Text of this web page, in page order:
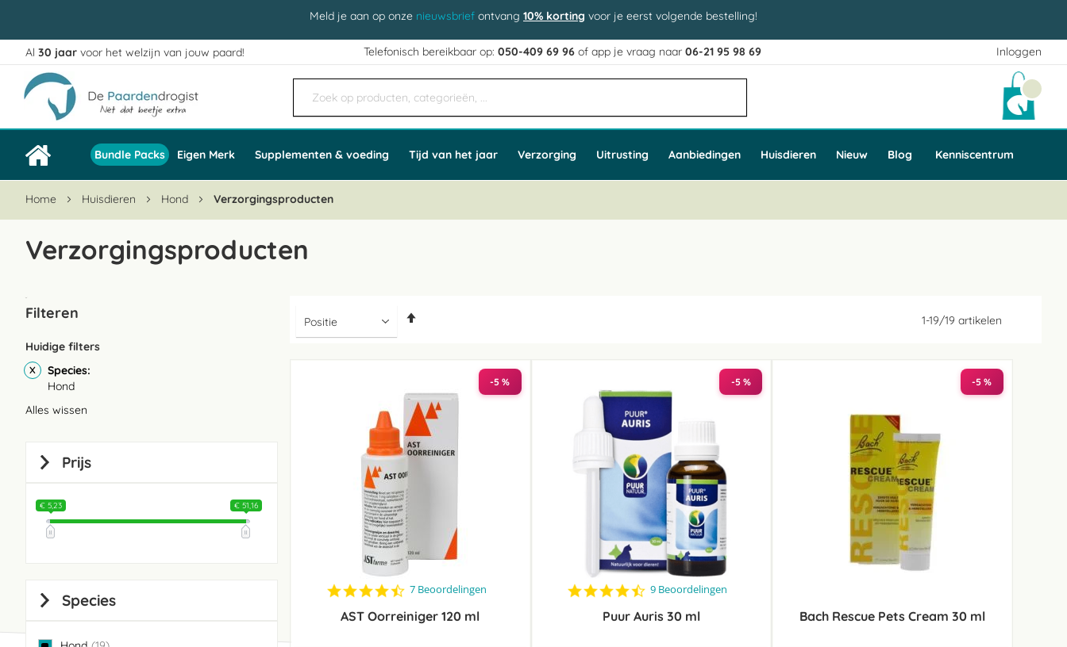
Meld je aan op onze nieuwsbrief ontvang 10% korting voor je eerst volgende bestelling!
Inloggen
Ga
naar
de
inhoud
Al 30 jaar voor het welzijn van jouw paard! Telefonisch bereikbaar op:050-409 69 96 of app je vraag naar06-21 95 98 69
Bundle Packs Eigen Merk Supplementen & voeding Tijd van het jaar Verzorging Uitrusting Aanbiedingen Huisdieren Nieuw Blog Kenniscentrum
Home Huisdieren Hond Verzorgingsproducten
Verzorgingsproducten
1-19/19 artikelen
-5 %
4.7
rating
7 Beoordelingen
AST Oorreiniger 120 ml
-5 %
4.4
rating
9 Beoordelingen
Puur Auris 30 ml
-5 %
Bach Rescue Pets Cream 30 ml
Filteren
Huidige filters
Species
Hond
Alles wissen
Prijs
€ 5,23 € 51,16
Species